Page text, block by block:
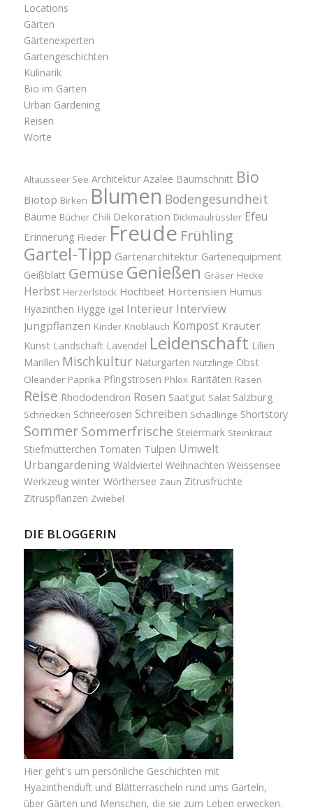
Locations
Gärten
Gärtenexperten
Gartengeschichten
Kulinarik
Bio im Garten
Urban Gardening
Reisen
Worte
Altausseer See Architektur Azalee Baumschnitt Bio
Biotop Birken Blumen Bodengesundheit
Bäume Bücher Chili Dekoration Dickmaulrüssler Efeu
Erinnerung Flieder Freude Frühling
Gartel-Tipp Gartenarchitektur Gartenequipment
Geißblatt Gemüse Genießen Gräser Hecke
Herbst Herzerlstock Hochbeet Hortensien Humus
Hyazinthen Hygge Igel Interieur Interview
Jungpflanzen Kinder Knoblauch Kompost Kräuter
Kunst Landschaft Lavendel Leidenschaft Lilien
Marillen Mischkultur Naturgarten Nützlinge Obst
Oleander Paprika Pfingstrosen Phlox Raritäten Rasen
Reise Rhododendron Rosen Saatgut Salat Salzburg
Schnecken Schneerosen Schreiben Schädlinge Shortstory
Sommer Sommerfrische Steiermark Steinkraut
Stiefmütterchen Tomaten Tulpen Umwelt
Urbangardening Waldviertel Weihnachten Weissensee
Werkzeug winter Wörthersee Zaun Zitrusfrüchte
Zitruspflanzen Zwiebel
DIE BLOGGERIN
Hier geht's um persönliche Geschichten mit
Hyazinthenduft und Blätterrascheln rund ums Garteln,
über Gärten und Menschen, die sie zum Leben erwecken.